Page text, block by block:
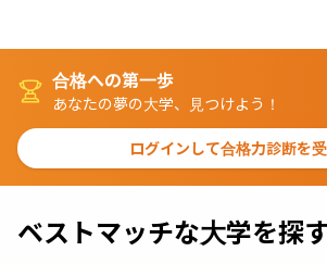
合格への第一歩
あなたの夢の大学、見つけよう！
ログインして合格力診断を
ベストマッチな大学を探